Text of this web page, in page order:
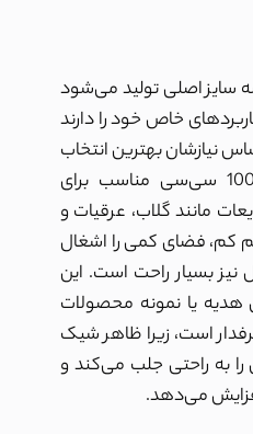
سایز اصلی تولید می‌شود
خاص خود را دارند
نیازشان بهترین انتخاب
را داشته باشند. بطری 100 سی‌سی مناسب برای
مانند گلاب، عرقیات و
کم، فضای کمی را اشغال
بسیار راحت است. این
هدیه یا نمونه محصولات
است، زیرا ظاهر شیک
به راحتی جلب می‌کند و
می‌دهد.